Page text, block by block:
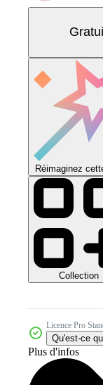
Réimaginez
Collection
Licence Pro
Qu'est-ce
Plus d'infos